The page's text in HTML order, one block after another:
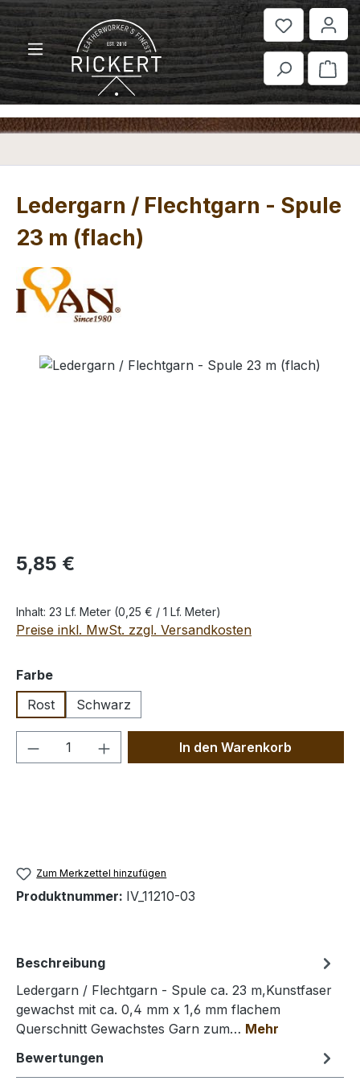
Zum Hauptinhalt springen
Ledergarn / Flechtgarn - Spule
23 m (flach)
Bildergalerie überspringen
Regulärer Preis:
5,85 €
Inhalt: 23 Lf. Meter (0,25 € / 1 Lf. Meter)
Preise inkl. MwSt. zzgl. Versandkosten
Farbeauswählen
Rost
Schwarz
Produkt Anzahl: Gib denIn den Warenkorb
Zum Merkzettel hinzufügen
Produktnummer: IV_11210-03
Beschreibung
Ledergarn / Flechtgarn - Spule ca. 23 m,Kunstfaser
gewachst mit ca. 0,4 mm x 1,6 mm flachem
Querschnitt Gewachstes Garn zum… Mehr
Bewertungen